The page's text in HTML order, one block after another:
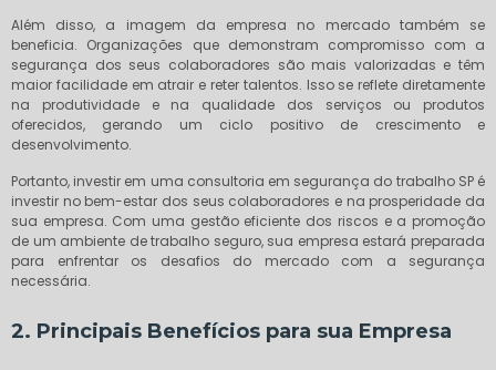
Além disso, a imagem da empresa no mercado também se
beneficia. Organizações que demonstram compromisso com a
segurança dos seus colaboradores são mais valorizadas e têm
maior facilidade em atrair e reter talentos. Isso se reflete diretamente
na produtividade e na qualidade dos serviços ou produtos
oferecidos, gerando um ciclo positivo de crescimento e
desenvolvimento.
Portanto, investir em uma consultoria em segurança do trabalho SP é
investir no bem-estar dos seus colaboradores e na prosperidade da
sua empresa. Com uma gestão eficiente dos riscos e a promoção
de um ambiente de trabalho seguro, sua empresa estará preparada
para enfrentar os desafios do mercado com a segurança
necessária.
2. Principais Benefícios para sua Empresa